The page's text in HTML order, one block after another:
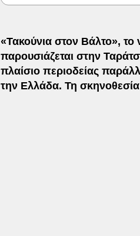
«Τακούνια στον Βάλτο»,
παρουσιάζεται στην
πλαίσιο περιοδείας
την Ελλάδα. Τη